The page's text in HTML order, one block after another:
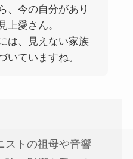
、今の自分があり
上愛さん。
は、見えない家族
いていますね。
ストの祖母や音響